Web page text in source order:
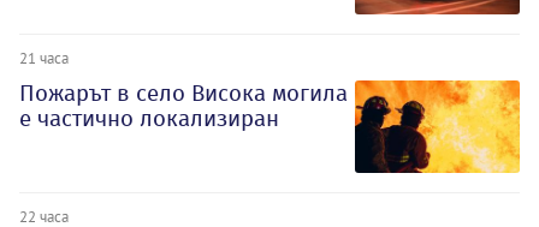
21 часа
Пожарът в село Висока могила
е частично локализиран
22 часа